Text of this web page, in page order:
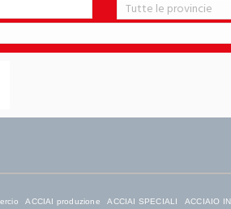
ACCIAI produzione ACCIAI SPECIALI ACCIAIO